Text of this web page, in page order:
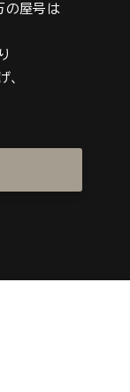
の屋号は